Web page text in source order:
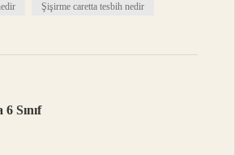
Şişirme caretta tesbih nedir
Sınıf